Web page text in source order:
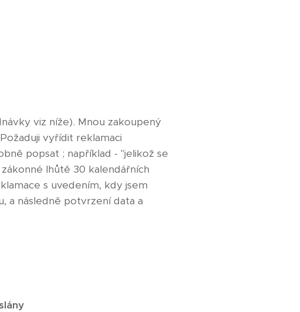
viz níže). Mnou zakoupený
vyřídit reklamaci
popsat ; například - "jelikož se
lhůtě 30 kalendářních
s uvedením, kdy jsem
a následně potvrzení data a